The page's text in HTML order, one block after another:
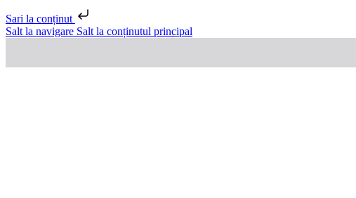
Sari la conținut
Salt la navigare Salt la conținutul principal